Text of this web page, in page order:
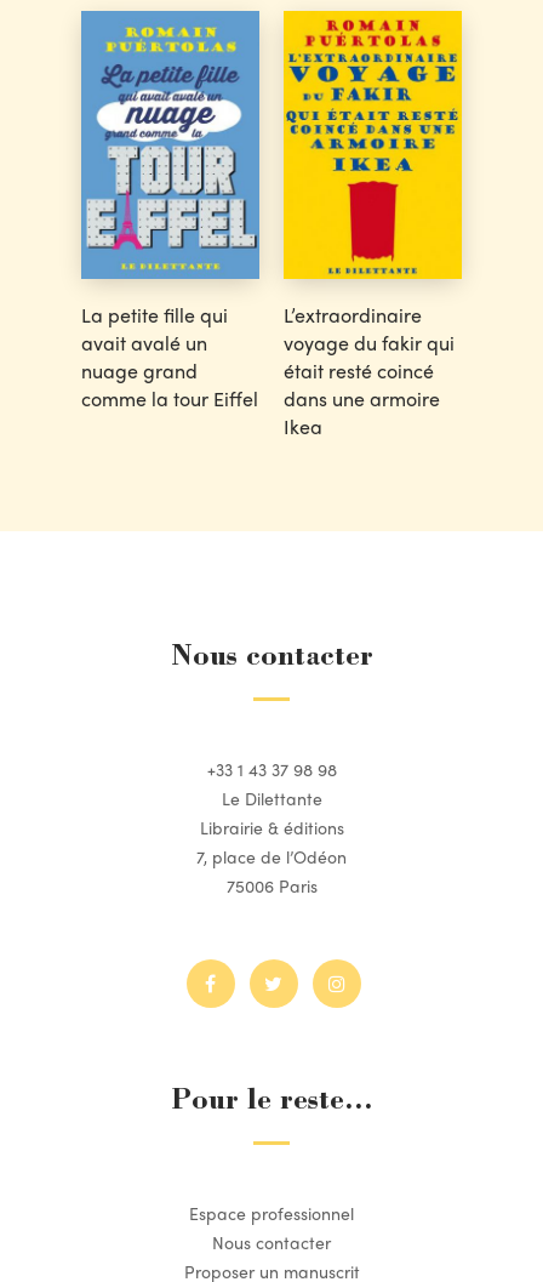
La petite fille qui
avait avalé un
nuage grand
comme la tour Eiffel
L’extraordinaire
voyage du fakir qui
était resté coincé
dans une armoire
Ikea
Nous contacter
+33 1 43 37 98 98
Le Dilettante
Librairie & éditions
7, place de l’Odéon
75006 Paris
Pour le reste...
Espace professionnel
Nous contacter
Proposer un manuscrit